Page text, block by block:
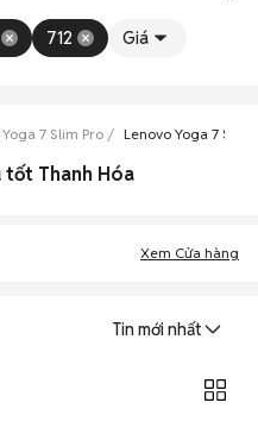
712 Giá
7 Slim Pro Lenovo Yoga 7 Slim
tốt Thanh Hóa
Xem Cửa hàng
Tin mới nhất